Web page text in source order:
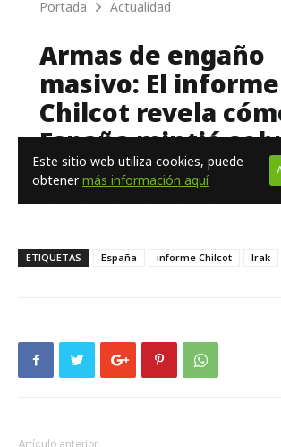
ETIQUETAS España informe Chilcot Irak
Artículo anterior